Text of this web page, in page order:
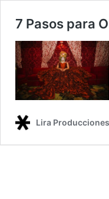
7 Pasos para
Lira Producciones